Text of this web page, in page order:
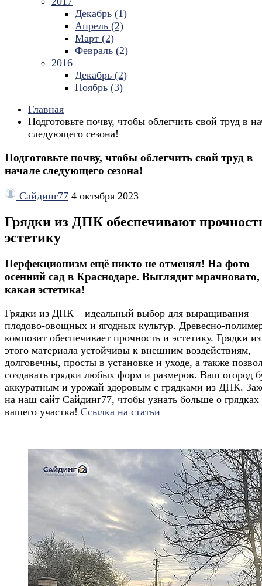
Декабрь (1)
Апрель (2)
Март (2)
Февраль (2)
2016
Декабрь (2)
Ноябрь (3)
Главная
Подготовьте почву, чтобы облегчить свой труд в
следующего сезона!
Подготовьте почву, чтобы облегчить свой труд в
начале следующего сезона!
Сайдинг77 4 октября 2023
Грядки из ДПК обеспечивают
эстетику
Перфекционизм ещё никто не отменял! На фото
осенний сад в Краснодаре. Выглядит мрачновато,
какая эстетика!
Грядки из ДПК – идеальный выбор для выращивания
плодово-овощных и ягодных культур. Древесно-
композит обеспечивает прочность и эстетику. Грядки из
этого материала устойчивы к внешним воздействиям,
долговечны, просты в установке и уходе, а также
создавать грядки любых форм и размеров. Ваш огород
аккуратным и урожай здоровым с грядками из ДПК.
на наш сайт Сайдинг77, чтобы узнать больше о грядках
вашего участка! Ссылка на статьи